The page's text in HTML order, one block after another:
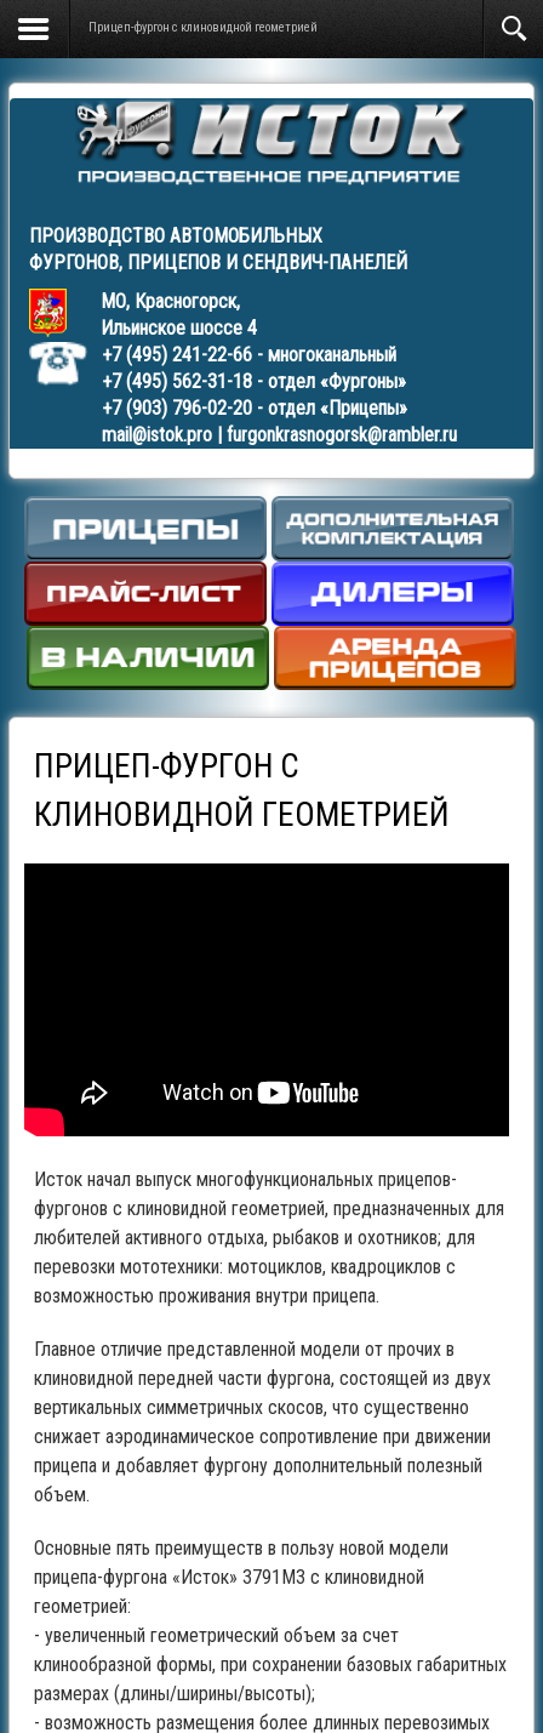
Прицеп-фургон с клиновидной геометрией
ПРОИЗВОДСТВО АВТОМОБИЛЬНЫХ
ФУРГОНОВ, ПРИЦЕПОВ И СЕНДВИЧ-ПАНЕЛЕЙ
МО, Красногорск,
Ильинское шоссе 4
+7 (495) 241-22-66 - многоканальный
+7 (495) 562-31-18 - отдел «Фургоны»
+7 (903) 796-02-20 - отдел «Прицепы»
mail@istok.pro
furgonkrasnogorsk@rambler.ru
ПРИЦЕП-ФУРГОН С
КЛИНОВИДНОЙ ГЕОМЕТРИЕЙ
Исток начал выпуск многофункциональных прицепов-
фургонов с клиновидной геометрией, предназначенных для
любителей активного отдыха, рыбаков и охотников; для
перевозки мототехники: мотоциклов, квадроциклов с
возможностью проживания внутри прицепа.
Главное отличие представленной модели от прочих в
клиновидной передней части фургона, состоящей из двух
вертикальных симметричных скосов, что существенно
снижает аэродинамическое сопротивление при движении
прицепа и добавляет фургону дополнительный полезный
объем.
Основные пять преимуществ в пользу новой модели
прицепа-фургона «Исток» 3791М3 с клиновидной
геометрией:
- увеличенный геометрический объем за счет
клинообразной формы, при сохранении базовых габаритных
размерах (длины/ширины/высоты);
- возможность размещения более длинных перевозимых